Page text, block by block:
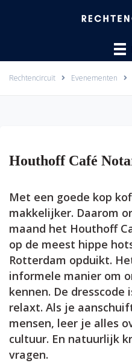
Rechtencircuit Evenementen
Houthoff Café
Met een goede kop
makkelijker. Daarom
maand het Houthoff
op de meest hippe
Rotterdam opduikt.
informele manier om
kennen. De dresscode
relaxt. Als je
mensen, leer je alles
cultuur. En natuurlijk
vragen.